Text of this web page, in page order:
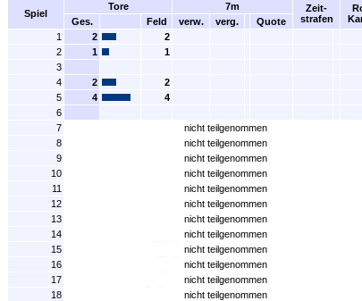
Spiel
Tore 7m
Zeit-
strafen
Ges. Feld verw. verg.
Quote
1
2 2
2
1 1
3
4
2 2
5
4 4
6
7
nicht teilgenommen
8
nicht teilgenommen
9
nicht teilgenommen
10
nicht teilgenommen
11
nicht teilgenommen
12
nicht teilgenommen
13
nicht teilgenommen
14
nicht teilgenommen
15
nicht teilgenommen
16
nicht teilgenommen
17
nicht teilgenommen
18
nicht teilgenommen